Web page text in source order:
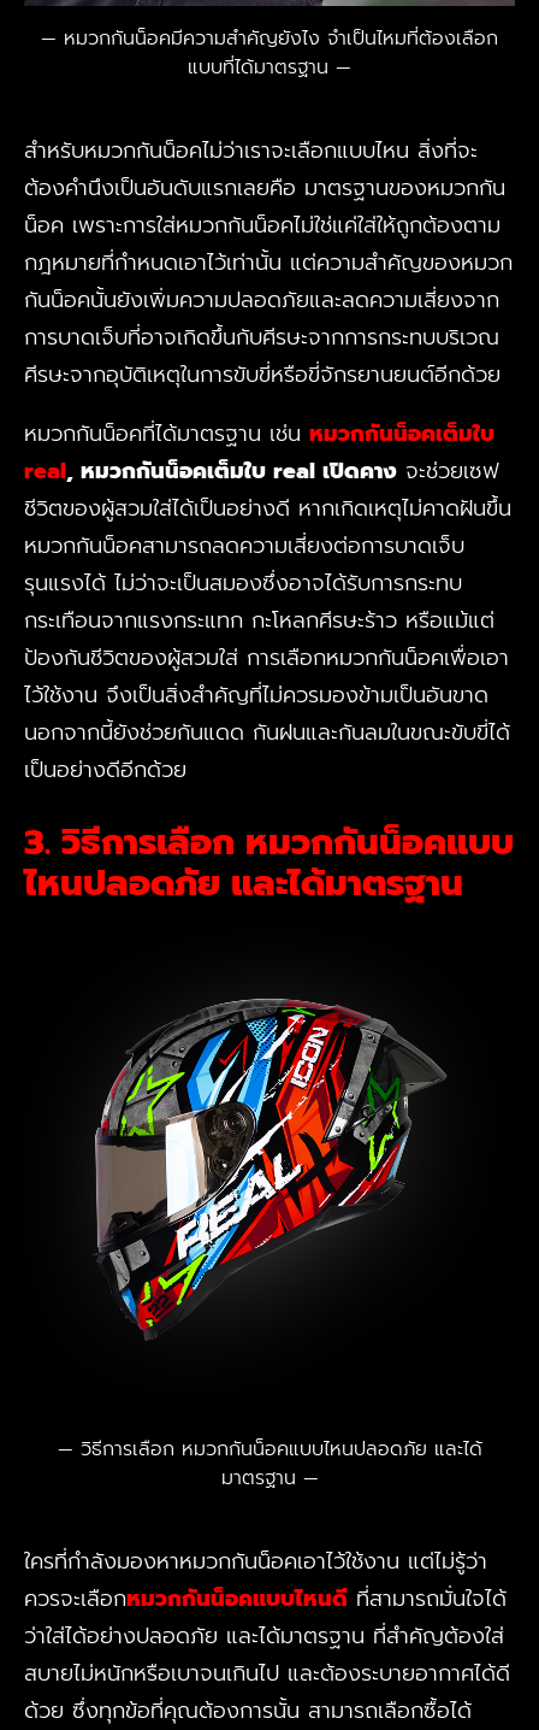
หมวกกันน็อคมีความสำคัญยังไง จำเป็นไหมที่ต้องเลือก
แบบที่ได้มาตรฐาน
สำหรับหมวกกันน็อคไม่ว่าเราจะเลือกแบบไหน สิ่งที่จะ
ต้องคำนึงเป็นอันดับแรกเลยคือ มาตรฐานของหมวกกัน
น็อค เพราะการใส่หมวกกันน็อคไม่ใช่แค่ใส่ให้ถูกต้องตาม
กฎหมายที่กำหนดเอาไว้เท่านั้น แต่ความสำคัญของหมวก
กันน็อคนั้นยังเพิ่มความปลอดภัยและลดความเสี่ยงจาก
การบาดเจ็บที่อาจเกิดขึ้นกับศีรษะจากการกระทบบริเวณ
ศีรษะจากอุบัติเหตุในการขับขี่หรือขี่จักรยานยนต์อีกด้วย
หมวกกันน็อคที่ได้มาตรฐาน เช่น หมวกกันน็อคเต็มใบ
real, หมวกกันน็อคเต็มใบ real เปิดคาง จะช่วยเซฟ
ชีวิตของผู้สวมใส่ได้เป็นอย่างดี หากเกิดเหตุไม่คาดฝันขึ้น
หมวกกันน็อคสามารถลดความเสี่ยงต่อการบาดเจ็บ
รุนแรงได้ ไม่ว่าจะเป็นสมองซึ่งอาจได้รับการกระทบ
กระเทือนจากแรงกระแทก กะโหลกศีรษะร้าว หรือแม้แต่
ป้องกันชีวิตของผู้สวมใส่ การเลือกหมวกกันน็อคเพื่อเอา
ไว้ใช้งาน จึงเป็นสิ่งสำคัญที่ไม่ควรมองข้ามเป็นอันขาด
นอกจากนี้ยังช่วยกันแดด กันฝนและกันลมในขณะขับขี่ได้
เป็นอย่างดีอีกด้วย
3. วิธีการเลือก หมวกกันน็อคแบบ
ไหนปลอดภัย และได้มาตรฐาน
วิธีการเลือก หมวกกันน็อคแบบไหนปลอดภัย และได้
มาตรฐาน
ใครที่กำลังมองหาหมวกกันน็อคเอาไว้ใช้งาน แต่ไม่รู้ว่า
ควรจะเลือกหมวกกันน็อคแบบไหนดี ที่สามารถมั่นใจได้
ว่าใส่ได้อย่างปลอดภัย และได้มาตรฐาน ที่สำคัญต้องใส่
สบายไม่หนักหรือเบาจนเกินไป และต้องระบายอากาศได้ดี
ด้วย ซึ่งทุกข้อที่คุณต้องการนั้น สามารถเลือกซื้อได้